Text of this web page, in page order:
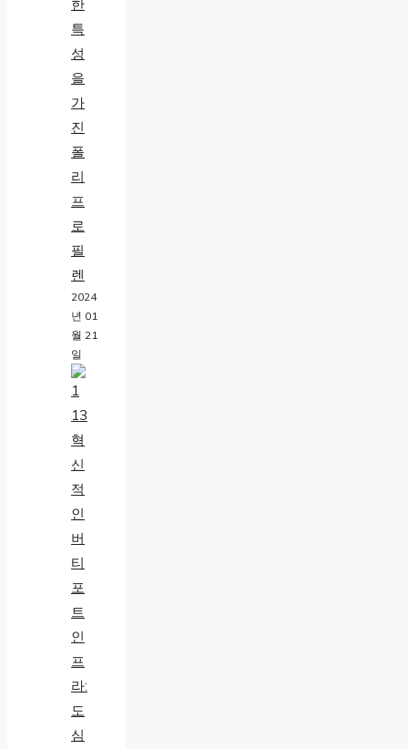
한
특
성
을
가
진
폴
리
프
로
필
렌
2024
년 01
월 21
일
혁
신
적
인
버
티
포
트
인
프
라:
도
심